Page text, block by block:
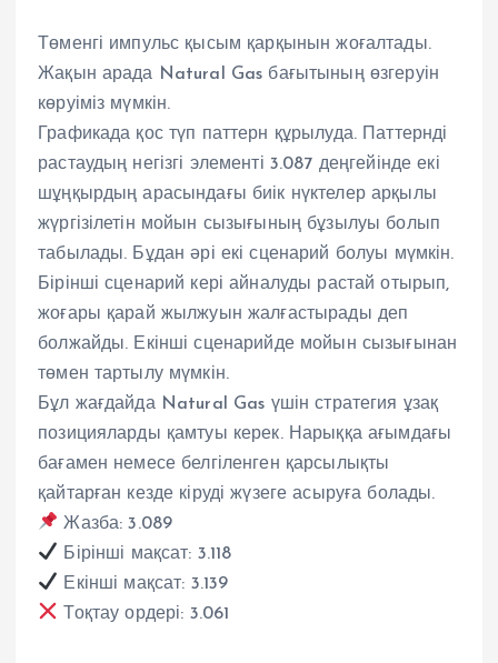
Төменгі импульс қысым қарқынын жоғалтады.
Жақын арада Natural Gas бағытының өзгеруін
көруіміз мүмкін.
Графикада қос түп паттерн құрылуда. Паттернді
растаудың негізгі элементі 3.087 деңгейінде екі
шұңқырдың арасындағы биік нүктелер арқылы
жүргізілетін мойын сызығының бұзылуы болып
табылады. Бұдан әрі екі сценарий болуы мүмкін.
Бірінші сценарий кері айналуды растай отырып,
жоғары қарай жылжуын жалғастырады деп
болжайды. Екінші сценарийде мойын сызығынан
төмен тартылу мүмкін.
Бұл жағдайда Natural Gas үшін стратегия ұзақ
позицияларды қамтуы керек. Нарыққа ағымдағы
бағамен немесе белгіленген қарсылықты
қайтарған кезде кіруді жүзеге асыруға болады.
Жазба: 3.089
Бірінші мақсат: 3.118
Екінші мақсат: 3.139
Тоқтау ордері: 3.061